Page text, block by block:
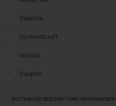
Gabriola
Oz Handicraft
Iskoola
Dauphin
KOSTENLOSE BESCHRIFTUNG HIER EINGEBEN: